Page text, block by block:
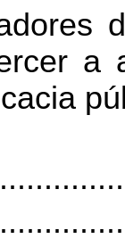
a